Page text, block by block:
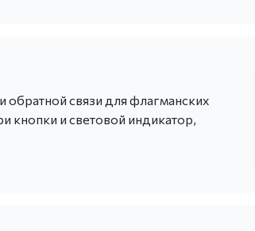
связи для флагманских
кнопки и световой индикатор,